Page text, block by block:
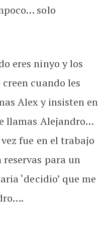
solo
eres ninyo y los
cuando les
Alex y insisten en
llamas Alejandro…
fue en el trabajo
para un
‘decidio’ que me